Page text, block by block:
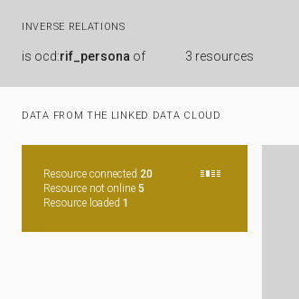
INVERSE RELATIONS
is ocd:rif_persona of 3 resources
DATA FROM THE LINKED DATA CLOUD
Resource connected 20
Resource not online 5
Resource loaded 2